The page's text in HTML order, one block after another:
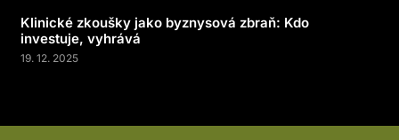
Klinické zkoušky jako byznysová zbraň: Kdo
investuje, vyhrává
19. 12. 2025